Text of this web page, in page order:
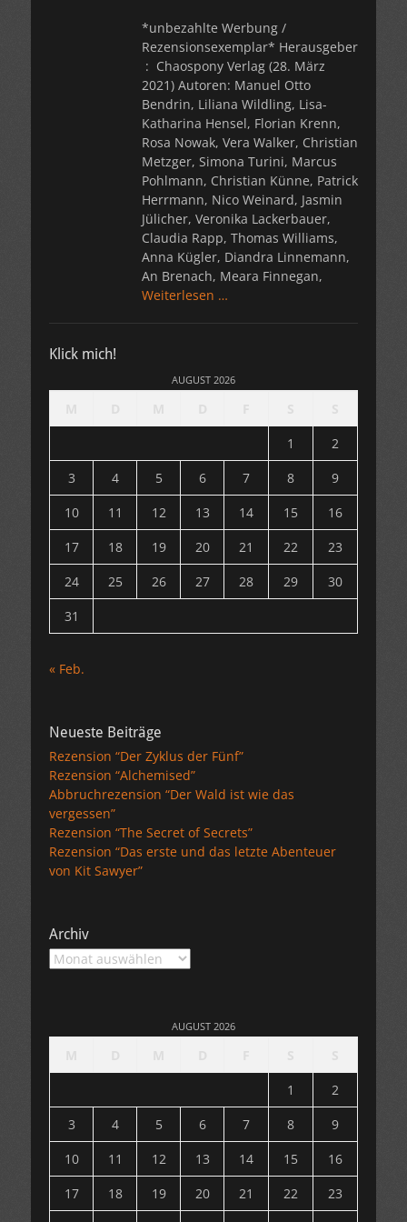
*unbezahlte Werbung /
Rezensionsexemplar* Herausgeber
2021) Autoren: Manuel Otto
Bendrin, Liliana Wildling, Lisa-
Katharina Hensel, Florian Krenn,
Rosa Nowak, Vera Walker, Christian
Metzger, Simona Turini, Marcus
Pohlmann, Christian Künne, Patrick
Herrmann, Nico Weinard, Jasmin
Jülicher, Veronika Lackerbauer,
Claudia Rapp, Thomas Williams,
Anna Kügler, Diandra Linnemann,
An Brenach, Meara Finnegan,
Weiterlesen …
Klick mich!
AUGUST 2026
1
2
3
4 5 6 7 8
9
10
11 12 13 14 15
16
17
18 19 20 21 22
23
24
25 26 27 28 29
30
31
« Feb.
Neueste Beiträge
Rezension “Der Zyklus der Fünf”
Rezension “Alchemised”
Abbruchrezension “Der Wald ist wie das
vergessen”
Rezension “The Secret of Secrets”
Rezension “Das erste und das letzte Abenteuer
von Kit Sawyer”
Archiv
Archiv
AUGUST 2026
1
2
3
4 5 6 7 8
9
10
11 12 13 14 15
16
17
18 19 20 21 22
23